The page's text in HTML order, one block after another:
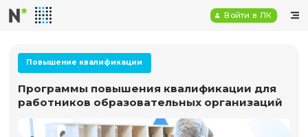
Программы повышения
работников образовательных